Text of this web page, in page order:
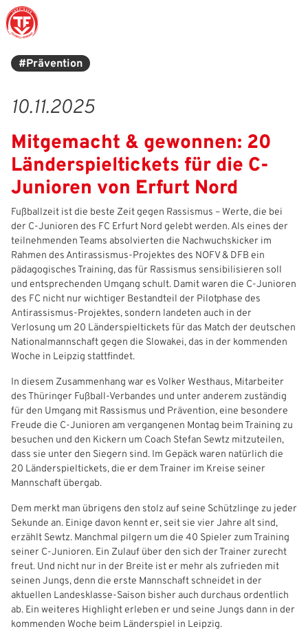
#Prävention
10.11.2025
Mitgemacht & gewonnen: 20
Länderspieltickets für die C-
Junioren von Erfurt Nord
Fußballzeit ist die beste Zeit gegen Rassismus – Werte, die bei
der C-Junioren des FC Erfurt Nord gelebt werden. Als eines der
teilnehmenden Teams absolvierten die Nachwuchskicker im
Rahmen des Antirassismus-Projektes des NOFV & DFB ein
pädagogisches Training, das für Rassismus sensibilisieren soll
und entsprechenden Umgang schult. Damit waren die C-Junioren
des FC nicht nur wichtiger Bestandteil der Pilotphase des
Antirassismus-Projektes, sondern landeten auch in der
Verlosung um 20 Länderspieltickets für das Match der deutschen
Nationalmannschaft gegen die Slowakei, das in der kommenden
Woche in Leipzig stattfindet.
In diesem Zusammenhang war es Volker Westhaus, Mitarbeiter
des Thüringer Fußball-Verbandes und unter anderem zuständig
für den Umgang mit Rassismus und Prävention, eine besondere
Freude die C-Junioren am vergangenen Montag beim Training zu
besuchen und den Kickern um Coach Stefan Sewtz mitzuteilen,
dass sie unter den Siegern sind. Im Gepäck waren natürlich die
20 Länderspieltickets, die er dem Trainer im Kreise seiner
Mannschaft übergab.
Dem merkt man übrigens den stolz auf seine Schützlinge zu jeder
Sekunde an. Einige davon kennt er, seit sie vier Jahre alt sind,
erzählt Sewtz. Manchmal pilgern um die 40 Spieler zum Training
seiner C-Junioren. Ein Zulauf über den sich der Trainer zurecht
freut. Und nicht nur in der Breite ist er mehr als zufrieden mit
seinen Jungs, denn die erste Mannschaft schneidet in der
aktuellen Landesklasse-Saison bisher auch durchaus ordentlich
ab. Ein weiteres Highlight erleben er und seine Jungs dann in der
kommenden Woche beim Länderspiel in Leipzig.
Previous Next
WEBSITE DURCHSUCHEN
IHRE LESEZEICHEN
IHR LOGIN
Benutzeranmeldung
Bitte geben Sie Ihren Benutzernamen und Ihr Passwort ein, um
sich an der Website anzumelden.
Anmelden
Benutzername:
Geschäftsstelle
Chronik
Ehrentafel
Karriere
Partnerschaft
Mitgliedschaft
Sicherheit
Junioren
Juniorinnen
Kinderfußball
eSports
Schiedsrichter
Freizeit- und Breitensport
Futsal
Eliteschulen
Erzieher und Lehrer
Veranstaltungskalender
DFB-Mobil
DFB-Masterplan
Vielfalt
Fair Play
Inklusion
Prävention
Schule und Kita
Kinder- und Jugendschutz
#siekickt
Tage des Mädchenfußballs
Newsletter
DFBnet
Passwesen
Vereinsangebote
Archiv
Downloads
Datenschutz
Länderspiele
Impressum